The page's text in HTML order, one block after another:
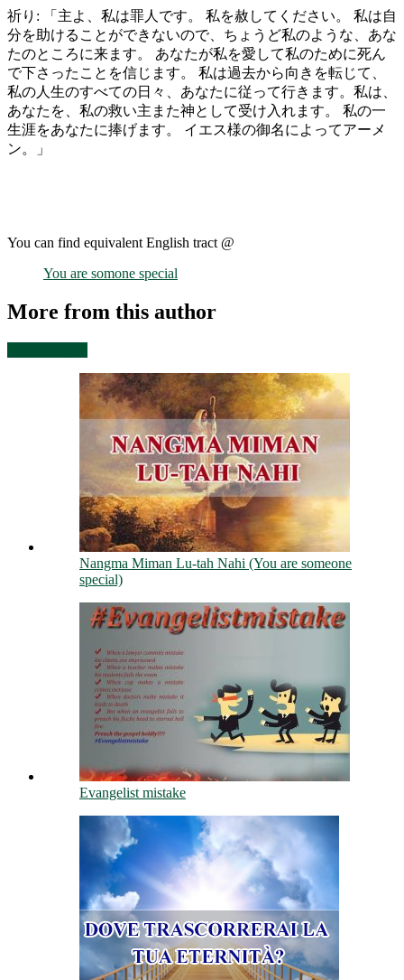
祈り: 「主よ、私は罪人です。 私を赦してください。 私は自
分を助けることができないので、ちょうど私のような、あな
たのところに来ます。 あなたが私を愛して私のために死ん
で下さったことを信じます。 私は過去から向きを転じて、
私の人生のすべての日々、あなたに従って行きます。私は、
あなたを、私の救い主また神として受け入れます。 私の一
生涯をあなたに捧げます。 イエス様の御名によってアーメ
ン。」
You can find equivalent English tract @
You are somone special
More from this author
Nangma Miman Lu-tah Nahi (You are someone
special)
Evangelist mistake